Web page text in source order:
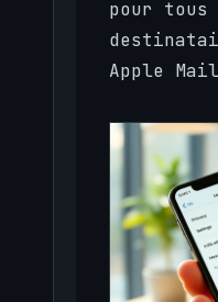
pour tous
Apple